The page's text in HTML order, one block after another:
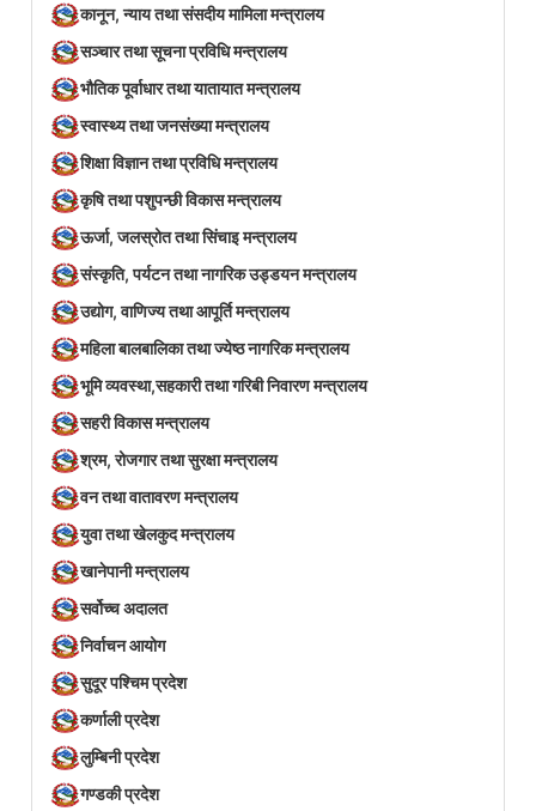
कानून, न्याय तथा संसदीय मामिला मन्त्रालय
सञ्‍चार तथा सूचना प्रविधि मन्त्रालय
भौतिक पूर्वाधार तथा यातायात मन्त्रालय
स्वास्थ्य तथा जनसंख्या मन्त्रालय
शिक्षा विज्ञान तथा प्रविधि मन्त्रालय
कृषि तथा पशुपन्छी विकास मन्त्रालय
ऊर्जा, जलस्रोत तथा सिंचाइ मन्त्रालय
संस्कृति, पर्यटन तथा नागरिक उड्डयन मन्त्रालय
उद्योग, वाणिज्य तथा आपूर्ति मन्त्रालय
महिला बालबालिका तथा ज्येष्ठ नागरिक मन्त्रालय
भूमि व्यवस्था,सहकारी तथा गरिबी निवारण मन्त्रालय
सहरी विकास मन्त्रालय
श्रम, रोजगार तथा सुरक्षा मन्त्रालय
वन तथा वातावरण मन्त्रालय
युवा तथा खेलकुद मन्त्रालय
खानेपानी मन्त्रालय
सर्वोच्च अदालत
निर्वाचन आयोग
सुदूर पश्चिम प्रदेश
कर्णाली प्रदेश
लुम्बिनी प्रदेश
गण्डकी प्रदेश